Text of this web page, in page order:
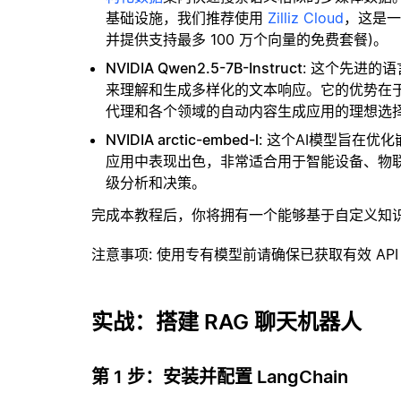
基础设施，我们推荐使用 Zilliz Cloud，这是
并提供支持最多 100 万个向量的免费套餐)。
NVIDIA Qwen2.5-7B-Instruct: 这个先进的
来理解和生成多样化的文本响应。它的优势
代理和各个领域的自动内容生成应用的理想选
NVIDIA arctic-embed-l: 这个AI模型旨在优
应用中表现出色，非常适合用于智能设备、
级分析和决策。
完成本教程后，你将拥有一个能够基于自定义知
注意事项: 使用专有模型前请确保已获取有效
实战：搭建 RAG 聊天机器人
第 1 步：安装并配置 LangChain